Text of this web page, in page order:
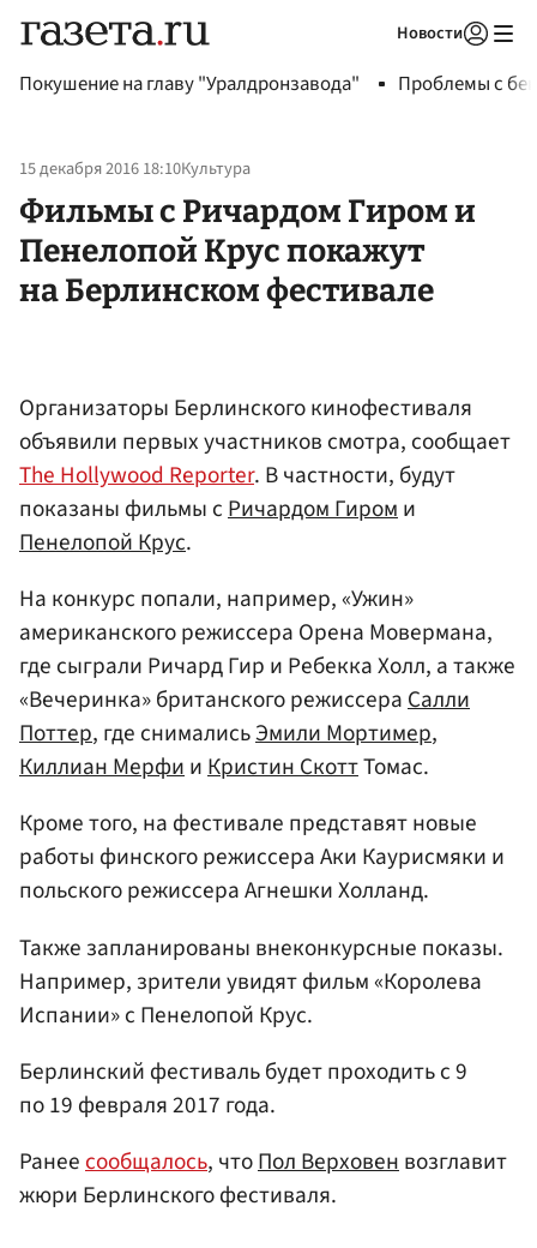
Новости
Покушение на главу "Уралдронзавода" Проблемы с
15 декабря 2016 18:10Культура
Фильмы с Ричардом Гиром и
Пенелопой Крус покажут
на Берлинском фестивале
Организаторы Берлинского кинофестиваля
объявили первых участников смотра, сообщает
The Hollywood Reporter. В частности, будут
показаны фильмы сРичардом Гироми
Пенелопой Крус.
На конкурс попали, например, «Ужин»
американского режиссера Орена Мовермана,
где сыграли Ричард Гир и Ребекка Холл, а также
«Вечеринка» британского режиссераСалли
Поттер, где снималисьЭмили Мортимер,
Киллиан МерфииКристин СкоттТомас.
Кроме того, на фестивале представят новые
работы финского режиссера Аки Каурисмяки и
польского режиссера Агнешки Холланд.
Также запланированы внеконкурсные показы.
Например, зрители увидят фильм «Королева
Испании» с Пенелопой Крус.
Берлинский фестиваль будет проходить с 9
по 19 февраля 2017 года.
Ранеесообщалось, чтоПол Верховенвозглавит
жюри Берлинского фестиваля.